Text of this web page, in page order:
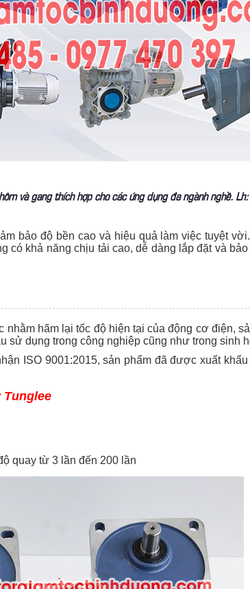
và gang thích hợp cho các ứng dụng đa ngành nghề.
bảo độ bền cao và hiệu quả làm việc tuyệt
có khả năng chịu tải cao, dễ dàng lắp đặt và
hãm lại tốc độ hiện tại của động cơ điện,
sử dụng trong công nghiệp cũng như trong sinh
ISO 9001:2015, sản phẩm đã được xuất
Tunglee
quay từ 3 lần đến 200 lần